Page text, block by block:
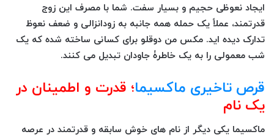
ایجاد نعوظی حجیم و بسیار سفت. شما با مصرف این زوج
قدرتمند، عملاً یک حمله همه جانبه به زودانزالی و ضعف نعوظ
تدارک دیده اید. مکس من دوقلو برای کسانی ساخته شده که یک
شب معمولی را به یک خاطرۀ جاودان تبدیل می کنند.
قرص تاخیری ماکسیما؛ قدرت و اطمینان در
یک نام
ماکسیما یکی دیگر از نام های خوش سابقه و قدرتمند در عرصه